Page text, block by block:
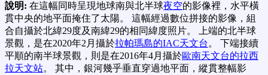
說明: 在這幅同時呈現地球南與北半球夜空的影像裡，水平橫
貫中央的地平面掩住了太陽。 這幅經過數位拼接的影像，組
合自攝於北緯29度及南緯29的相同緯度照片。 上端的北半球
景觀，是在2020年2月攝於拉帕瑪島的IAC天文台 。 下端接續
平順的南半球景觀，則是在2016年4月攝於歐南天文台的拉西
拉天文站。 其中，銀河幾乎垂直穿過地平面，縱貫整幅影